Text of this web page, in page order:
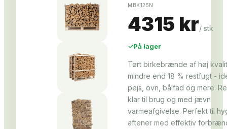
MBK125N
4315 kr/ stk
✓På lager
Tørt birkebrænde af høj
mindre end 18 % restfugt -
pejs, ovn, bålfad og mere.
klar til brug og med jævn
varmeafgivelse. Perfekt til
aftener med effektiv